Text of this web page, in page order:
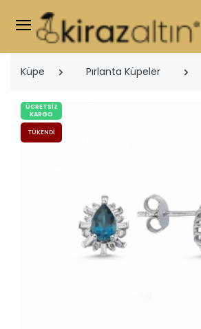
Küpe Pırlanta Küpeler
ÜCRETSIZ
KARGO
TÜKENDI